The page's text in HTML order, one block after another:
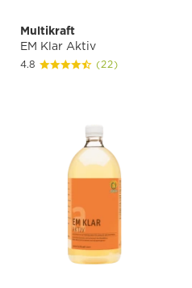
Multikraft
EM Klar Aktiv
4.8 (22)